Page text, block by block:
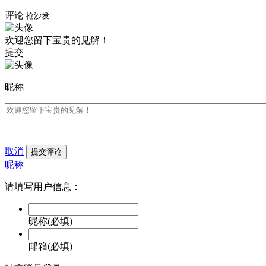
评论 抢沙发
欢迎您留下宝贵的见解！
提交
昵称
取消 提交评论
昵称
请填写用户信息：
昵称(必填)
邮箱(必填)